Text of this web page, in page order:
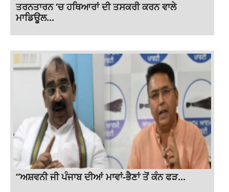
ਤਰਨਤਾਰਨ ‘ਚ ਹਥਿਆਰਾਂ ਦੀ ਤਸਕਰੀ ਕਰਨ ਵਾਲੇ
ਮਾਡਿਊਲ...
“ਅਸ਼ਵਨੀ ਜੀ ਪੰਜਾਬ ਦੀਆਂ ਮਾਵਾਂ-ਭੈਣਾਂ ਤੋਂ ਕੰਨ ਫੜ...